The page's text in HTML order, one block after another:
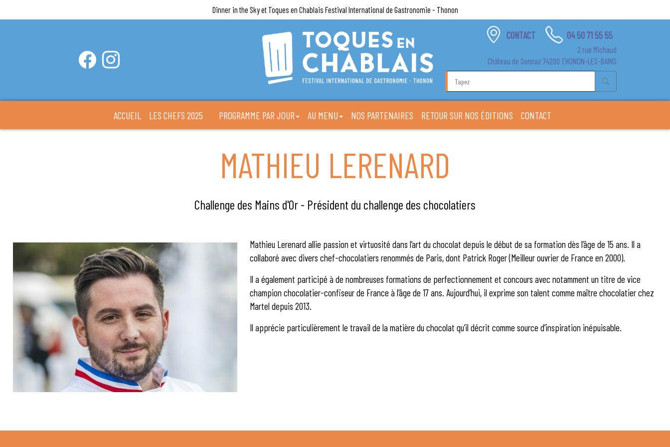
Dinner in the Sky et Toques en Chablais Festival International de Gastronomie - Thonon
CONTACT 04 50 71 55 55
2 rue Michaud
Château de Sonnaz 74200 THONON-LES-BAINS
ACCUEIL LES CHEFS 2025 PROGRAMME PAR JOUR AU MENU NOS PARTENAIRES RETOUR SUR NOS ÉDITIONS CONTACT
MATHIEU LERENARD
Challenge des Mains d'Or - Président du challenge des chocolatiers
Mathieu Lerenard allie passion et virtuosité dans l’art du chocolat depuis le début de sa formation dès l’âge de 15 ans. Il a
collaboré avec divers chef-chocolatiers renommés de Paris, dont Patrick Roger (Meilleur ouvrier de France en 2000).
Il a également participé à de nombreuses formations de perfectionnement et concours avec notamment un titre de vice
champion chocolatier-confiseur de France à l’âge de 17 ans. Aujourd’hui, il exprime son talent comme maître chocolatier chez
Martel depuis 2013.
Il apprécie particulièrement le travail de la matière du chocolat qu’il décrit comme source d’inspiration inépuisable.